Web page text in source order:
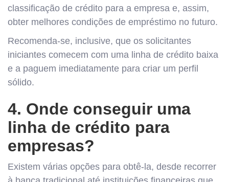
classificação de crédito para a empresa e, assim,
obter melhores condições de empréstimo no futuro.
Recomenda-se, inclusive, que os solicitantes
iniciantes comecem com uma linha de crédito baixa
e a paguem imediatamente para criar um perfil
sólido.
4. Onde conseguir uma
linha de crédito para
empresas?
Existem várias opções para obtê-la, desde recorrer